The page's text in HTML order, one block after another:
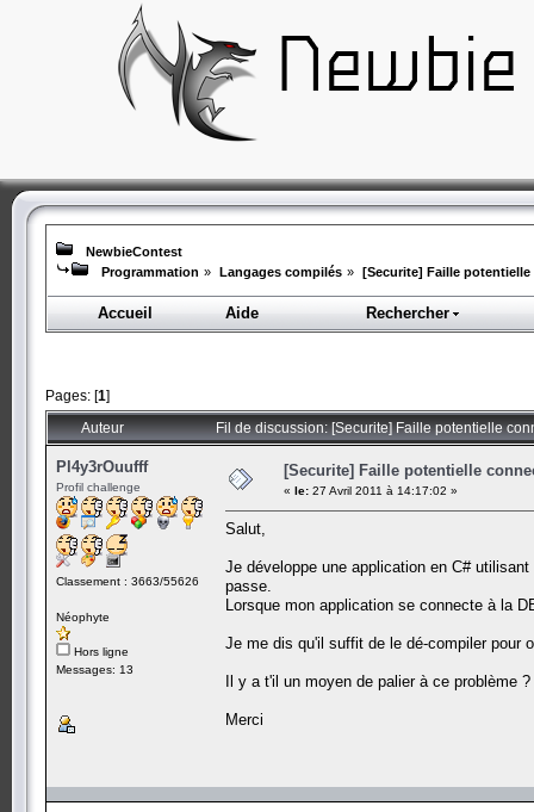
NewbieContest
Programmation » Langages compilés » [Securite] Faille
Accueil Aide Rechercher
Pages: [1]
Auteur Fil de discussion: [Securite] Faille potentielle
Pl4y3rOuufff
Profil challenge
Classement : 3663/55626
Néophyte
Hors ligne
Messages: 13
[Securite] Faille potentielle
« le: 27 Avril 2011 à 14:17:02 »
Salut,
Je développe une application en C#
passe.
Lorsque mon application se connecte à la
Je me dis qu'il suffit de le dé-compiler pour
Il y a t'il un moyen de palier à ce problème ?
Merci